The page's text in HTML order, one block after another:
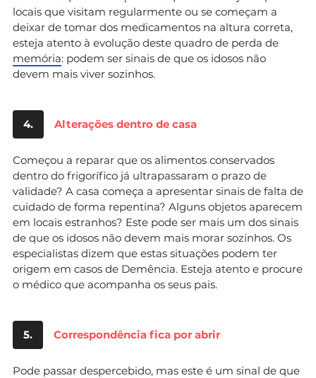
locais que visitam regularmente ou se começam a
deixar de tomar dos medicamentos na altura correta,
esteja atento à evolução deste quadro de perda de
memória: podem ser sinais de que os idosos não
devem mais viver sozinhos.
4. Alterações dentro de casa
Começou a reparar que os alimentos conservados
dentro do frigorífico já ultrapassaram o prazo de
validade? A casa começa a apresentar sinais de falta de
cuidado de forma repentina? Alguns objetos aparecem
em locais estranhos? Este pode ser mais um dos sinais
de que os idosos não devem mais morar sozinhos. Os
especialistas dizem que estas situações podem ter
origem em casos de Demência. Esteja atento e procure
o médico que acompanha os seus pais.
5. Correspondência fica por abrir
Pode passar despercebido, mas este é um sinal de que